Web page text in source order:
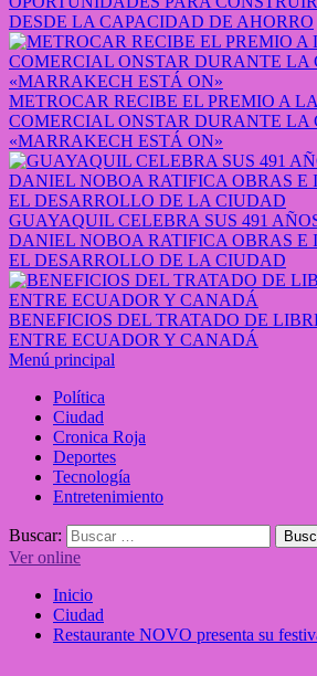
DESDE LA CAPACIDAD DE AHORRO
METROCAR RECIBE EL PREMIO A
COMERCIAL ONSTAR DURANTE LA
«MARRAKECH ESTÁ ON»
GUAYAQUIL CELEBRA SUS 491
DANIEL NOBOA RATIFICA OBRAS E
EL DESARROLLO DE LA CIUDAD
BENEFICIOS DEL TRATADO DE
ENTRE ECUADOR Y CANADÁ
Menú principal
Política
Ciudad
Cronica Roja
Deportes
Tecnología
Entretenimiento
Buscar:
Ver online
Inicio
Ciudad
Restaurante NOVO presenta su